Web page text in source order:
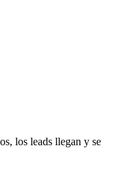
los leads llegan y se